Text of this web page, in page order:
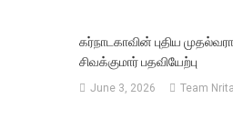
கர்நாடகாவின் புதிய
சிவக்குமார் பதவியேற்பு
June 3, 2026 Team